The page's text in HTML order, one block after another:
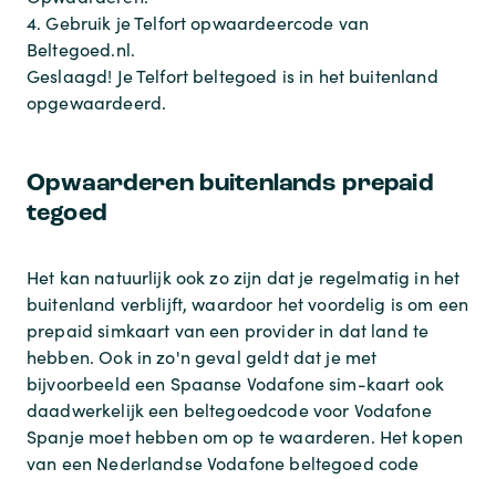
4. Gebruik je Telfort opwaardeercode van
Beltegoed.nl.
Geslaagd! Je Telfort beltegoed is in het buitenland
opgewaardeerd.
Opwaarderen buitenlands prepaid
tegoed
Het kan natuurlijk ook zo zijn dat je regelmatig in het
buitenland verblijft, waardoor het voordelig is om een
prepaid simkaart van een provider in dat land te
hebben. Ook in zo'n geval geldt dat je met
bijvoorbeeld een Spaanse Vodafone sim-kaart ook
daadwerkelijk een beltegoedcode voor Vodafone
Spanje moet hebben om op te waarderen. Het kopen
van een Nederlandse Vodafone beltegoed code